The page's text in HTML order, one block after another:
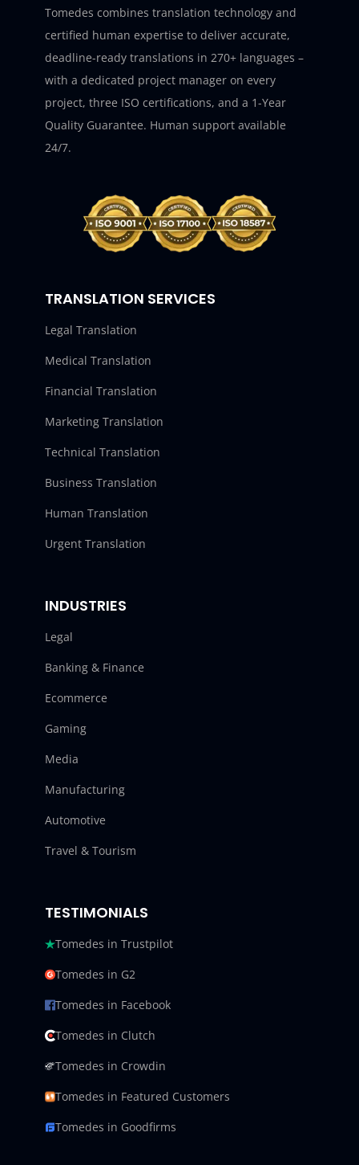
Tomedes combines translation technology and
certified human expertise to deliver accurate,
deadline-ready translations in 270+ languages –
with a dedicated project manager on every
project, three ISO certifications, and a 1-Year
Quality Guarantee. Human support available
24/7.
TRANSLATION SERVICES
Legal Translation
Medical Translation
Financial Translation
Marketing Translation
Technical Translation
Business Translation
Human Translation
Urgent Translation
INDUSTRIES
Legal
Banking & Finance
Ecommerce
Gaming
Media
Manufacturing
Automotive
Travel & Tourism
TESTIMONIALS
Tomedes in Trustpilot
Tomedes in G2
Tomedes in Facebook
Tomedes in Clutch
Tomedes in Crowdin
Tomedes in Featured Customers
Tomedes in Goodfirms